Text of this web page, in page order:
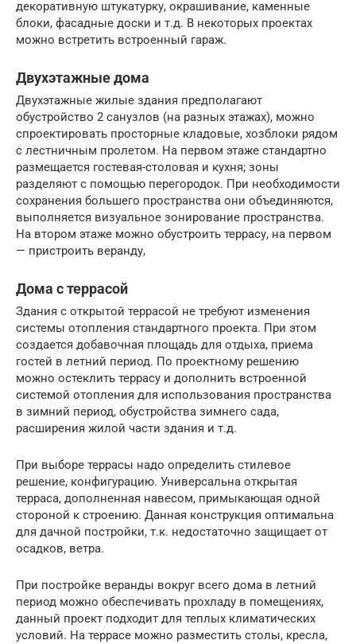
декоративную штукатурку, окрашивание, каменные
блоки, фасадные доски и т.д. В некоторых проектах
можно встретить встроенный гараж.
Двухэтажные дома
Двухэтажные жилые здания предполагают
обустройство 2 санузлов (на разных этажах), можно
спроектировать просторные кладовые, хозблоки рядом
с лестничным пролетом. На первом этаже стандартно
размещается гостевая-столовая и кухня; зоны
разделяют с помощью перегородок. При необходимости
сохранения большего пространства они объединяются,
выполняется визуальное зонирование пространства.
На втором этаже можно обустроить террасу, на первом
— пристроить веранду,
Дома с террасой
Здания с открытой террасой не требуют изменения
системы отопления стандартного проекта. При этом
создается добавочная площадь для отдыха, приема
гостей в летний период. По проектному решению
можно остеклить террасу и дополнить встроенной
системой отопления для использования пространства
в зимний период, обустройства зимнего сада,
расширения жилой части здания и т.д.
При выборе террасы надо определить стилевое
решение, конфигурацию. Универсальна открытая
терраса, дополненная навесом, примыкающая одной
стороной к строению. Данная конструкция оптимальна
для дачной постройки, т.к. недостаточно защищает от
осадков, ветра.
При постройке веранды вокруг всего дома в летний
период можно обеспечивать прохладу в помещениях,
данный проект подходит для теплых климатических
условий. На террасе можно разместить столы, кресла,